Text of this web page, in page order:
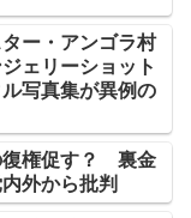
ター・アンゴラ村
ェリーショット
写真集が異例の
復権促す？ 裏金
外から批判